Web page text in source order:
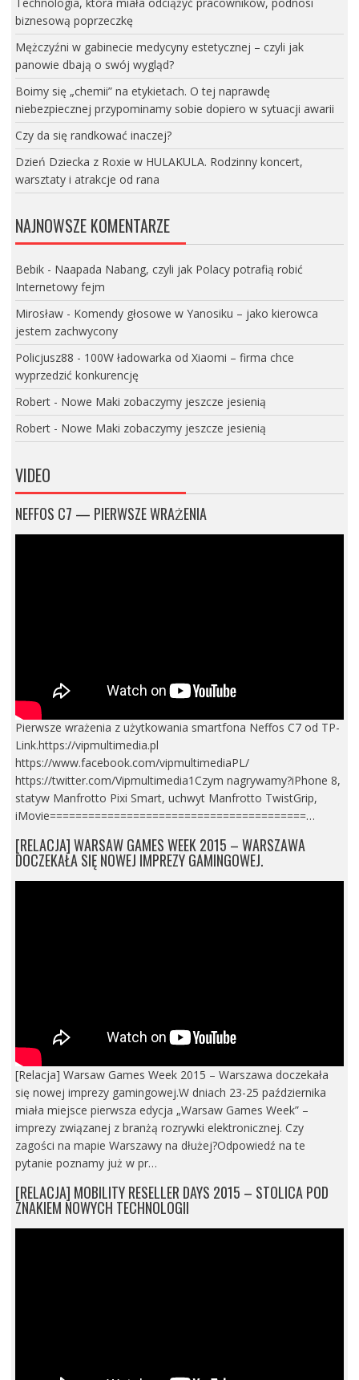
biznesową poprzeczkę
Mężczyźni w gabinecie medycyny estetycznej – czyli jak
panowie dbają o swój wygląd?
Boimy się „chemii” na etykietach. O tej naprawdę
niebezpiecznej przypominamy sobie dopiero w sytuacji awarii
Czy da się randkować inaczej?
Dzień Dziecka z Roxie w HULAKULA. Rodzinny koncert,
warsztaty i atrakcje od rana
NAJNOWSZE KOMENTARZE
Bebik- Naapada Nabang, czyli jak Polacy potrafią robić
Internetowy fejm
Mirosław- Komendy głosowe w Yanosiku – jako kierowca
jestem zachwycony
Policjusz88 - 100W ładowarka od Xiaomi – firma chce
wyprzedzić konkurencję
Robert- Nowe Maki zobaczymy jeszcze jesienią
Robert- Nowe Maki zobaczymy jeszcze jesienią
VIDEO
NEFFOS C7 — PIERWSZE WRAŻENIA
Pierwsze wrażenia z użytkowania smartfona Neffos C7 od TP-
Link.https://vipmultimedia.pl
https://www.facebook.com/vipmultimediaPL/
https://twitter.com/Vipmultimedia1Czym nagrywamy?iPhone 8,
statyw Manfrotto Pixi Smart, uchwyt Manfrotto TwistGrip,
iMovie========================================…
[RELACJA] WARSAW GAMES WEEK 2015 – WARSZAWA
DOCZEKAŁA SIĘ NOWEJ IMPREZY GAMINGOWEJ.
[Relacja] Warsaw Games Week 2015 – Warszawa doczekała
się nowej imprezy gamingowej.W dniach 23-25 października
miała miejsce pierwsza edycja „Warsaw Games Week” –
imprezy związanej z branżą rozrywki elektronicznej. Czy
zagości na mapie Warszawy na dłużej?Odpowiedź na te
pytanie poznamy już w pr…
[RELACJA] MOBILITY RESELLER DAYS 2015 – STOLICA POD
ZNAKIEM NOWYCH TECHNOLOGII